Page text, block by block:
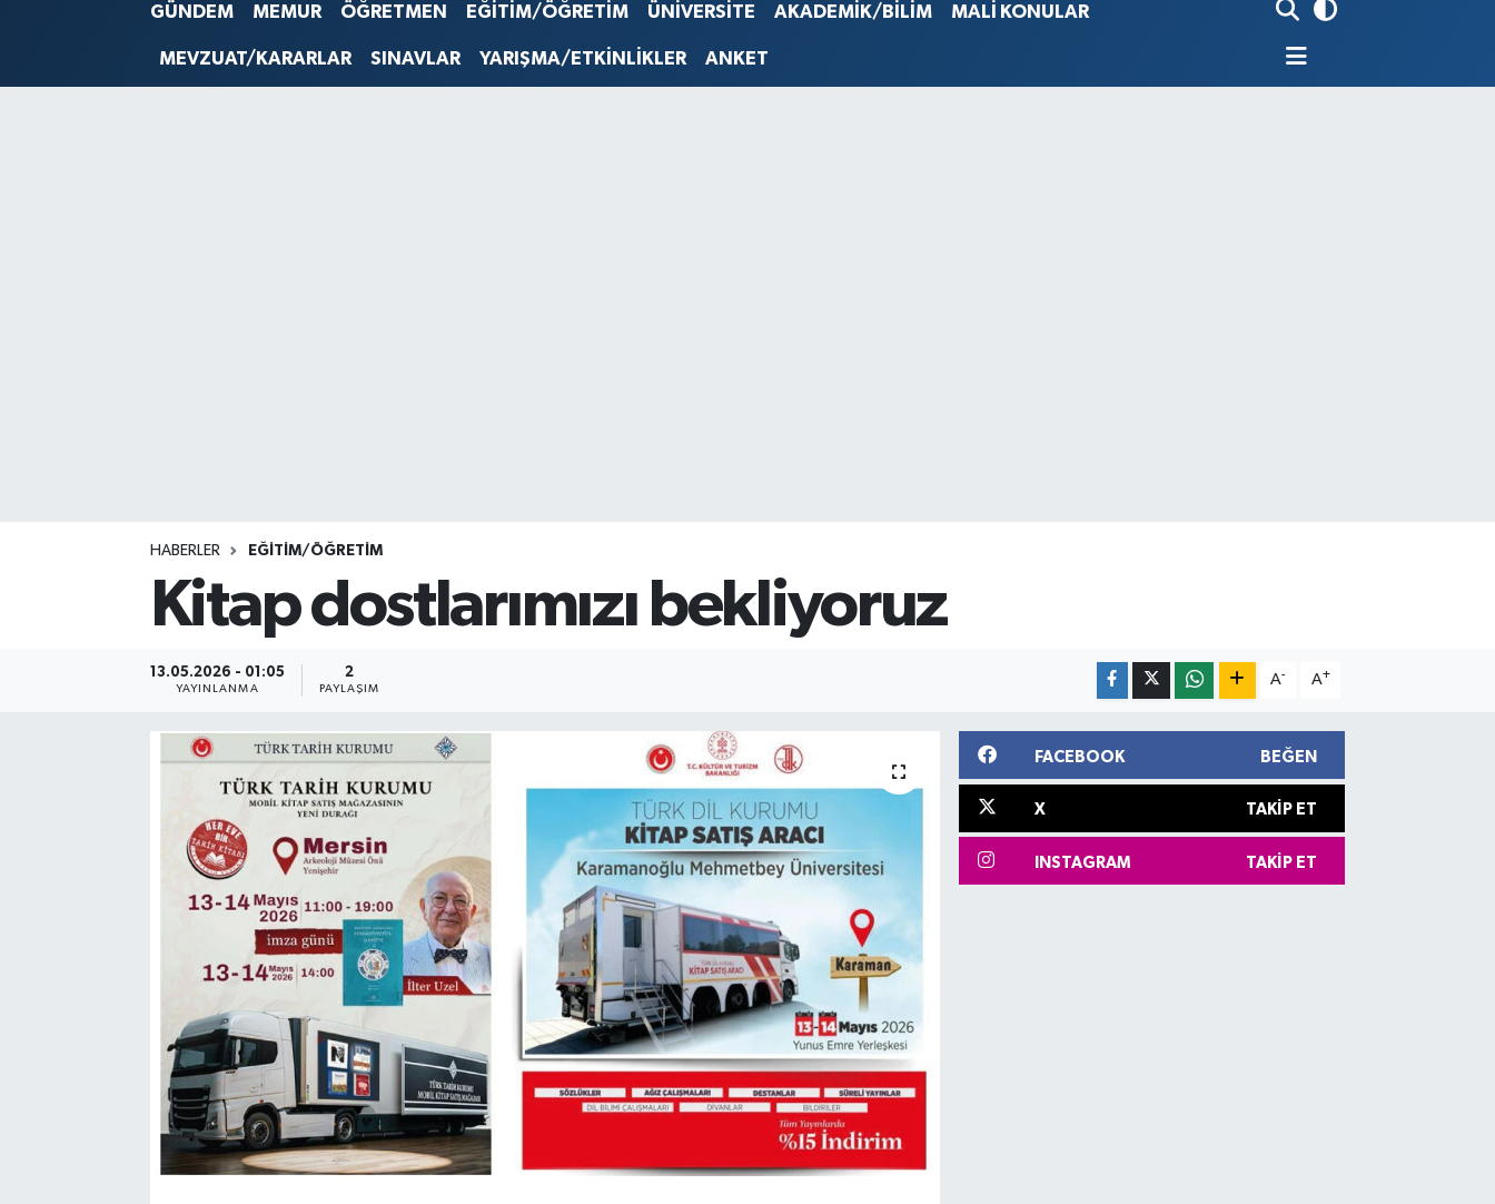
STERLİN
GÜNDEM MEMUR ÖĞRETMEN EĞİTİM/ÖĞRETİM ÜNİVERSİTE AKADEMİK/BİLİM MALİ KONULAR
MEVZUAT/KARARLAR SINAVLAR YARIŞMA/ETKİNLİKLER ANKET
HABERLER EĞİTİM/ÖĞRETİM
Kitap dostlarımızı bekliyoruz
13.05.2026 - 01:05
YAYINLANMA
2
PAYLAŞIM
A- A+
FACEBOOK BEĞEN
X TAKIP ET
INSTAGRAM TAKIP ET